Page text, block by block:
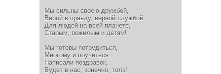
Мы сильны своею дружбой,
Верой в правду, верной службой
Для людей на всей планете,
Старым, пожилым и детям!
Мы готовы потрудиться,
Многому и поучиться.
Написали поздравок,
Будет в нас, конечно, толк!